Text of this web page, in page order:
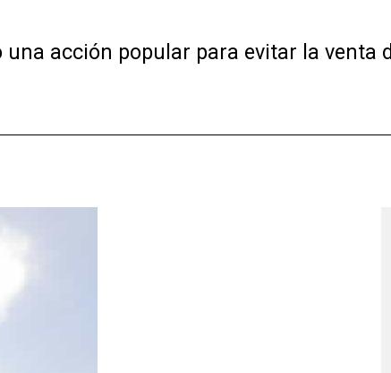
una acción popular para evitar la venta